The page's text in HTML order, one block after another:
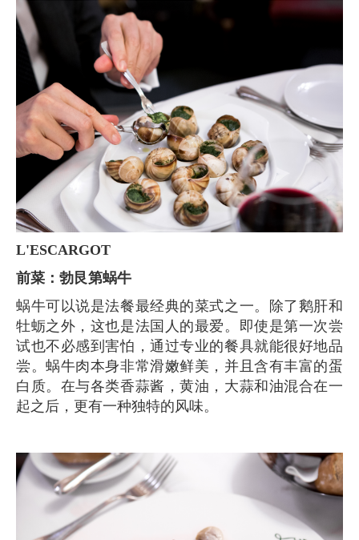
L'ESCARGOT
前菜：勃艮第蜗牛
蜗牛可以说是法餐最经典的菜式之一。除了鹅肝和
牡蛎之外，这也是法国人的最爱。即使是第一次尝
试也不必感到害怕，通过专业的餐具就能很好地品
尝。蜗牛肉本身非常滑嫩鲜美，并且含有丰富的蛋
白质。在与各类香蒜酱，黄油，大蒜和油混合在一
起之后，更有一种独特的风味。